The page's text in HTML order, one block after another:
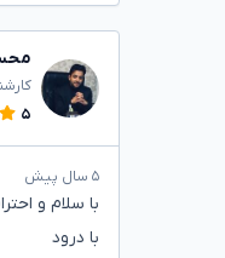
۵
۵ سال پیش
با سلام و
با درود